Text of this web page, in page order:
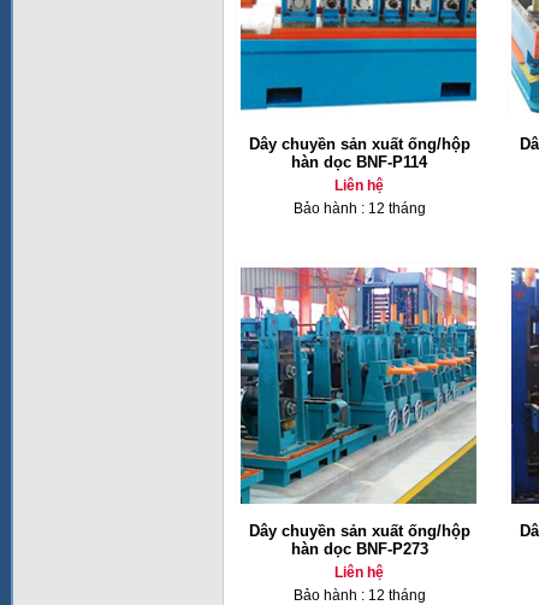
Dây chuyền sản xuất ống/hộp
hàn dọc BNF-P114
Liên hệ
Bảo hành : 12 tháng
Dây chuyền sản xuất ống/hộp
hàn dọc BNF-P273
Liên hệ
Bảo hành : 12 tháng